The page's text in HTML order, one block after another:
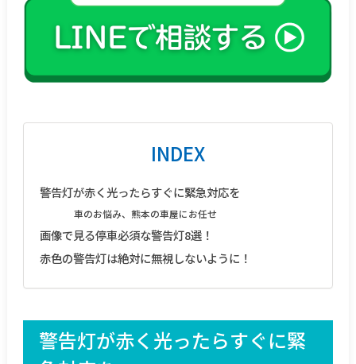
INDEX
警告灯が赤く光ったらすぐに緊急対応を
車のお悩み、熊本の車屋にお任せ
画像で見る停車必須な警告灯8選！
赤色の警告灯は絶対に無視しないように！
警告灯が赤く光ったらすぐに緊